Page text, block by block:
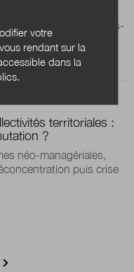
par excellence la
L’examen de quelques-
territoriales :
?
néo-managériales,
puis crise
votre
rendant sur la
dans la